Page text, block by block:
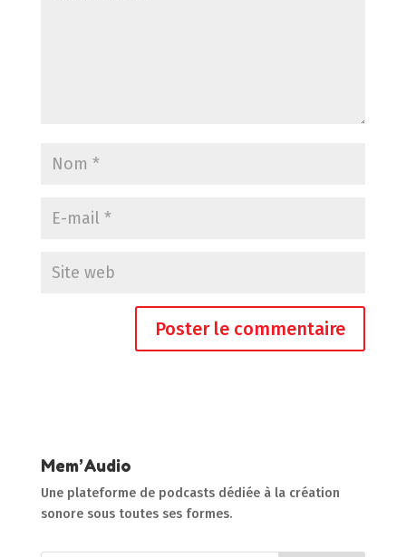
Mem’Audio
Une plateforme de podcasts dédiée à la création
sonore sous toutes ses formes.